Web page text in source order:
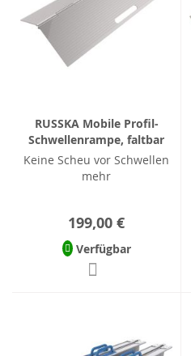
RUSSKA Mobile Profil-
Schwellenrampe, faltbar
Keine Scheu vor Schwellen
mehr
199,00 €
Verfügbar